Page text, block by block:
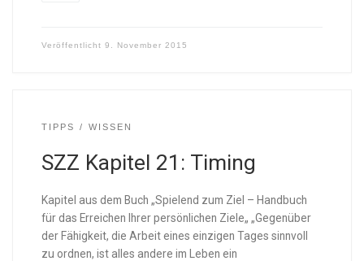
Veröffentlicht 9. November 2015
TIPPS WISSEN
SZZ Kapitel 21: Timing
Kapitel aus dem Buch „Spielend zum Ziel – Handbuch
für das Erreichen Ihrer persönlichen Ziele„ „Gegenüber
der Fähigkeit, die Arbeit eines einzigen Tages sinnvoll
zu ordnen, ist alles andere im Leben ein